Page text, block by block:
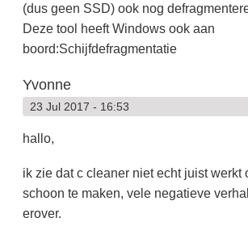
(dus geen SSD) ook nog
Deze tool heeft Windows ook aan
boord:Schijfdefragmentatie
Yvonne
23 Jul 2017 - 16:53
hallo,
ik zie dat c cleaner niet echt juist werkt
schoon te maken, vele negatieve
erover.